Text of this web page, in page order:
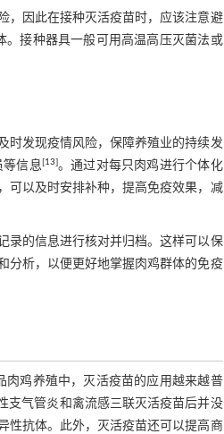
，因此在接种灭活疫苗时，应该注意避
接种器具一般可用高温高压灭菌法或
时发现疫情风险，保障养殖业的持续发
等信息[13]。通过对每只肉鸡进行个体化
可以及时安排补种，提高免疫效果，减
录的信息进行核对并归档。这样可以保
分析，以便更好地掌握肉鸡群体的免疫
肉鸡养殖中，灭活疫苗的应用越来越普
支气管炎和禽流感三联灭活疫苗后并没
性抗体。此外，灭活疫苗还可以提高商